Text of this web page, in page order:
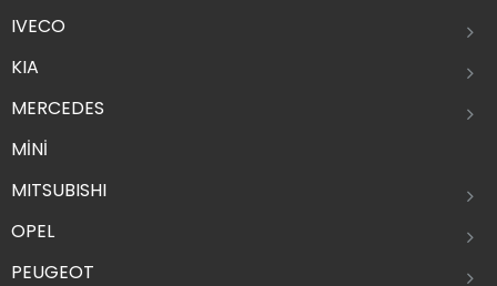
IVECO
KIA
MERCEDES
MİNİ
MITSUBISHI
OPEL
PEUGEOT